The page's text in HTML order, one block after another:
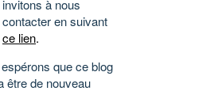
invitons à nous
contacter en suivant
ce lien.
que ce blog
être de nouveau